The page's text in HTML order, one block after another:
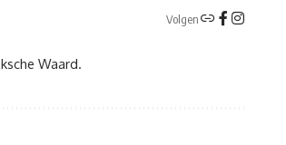
Volgen
Waard.